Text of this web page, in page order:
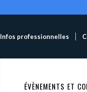
Infos professionnelles
ÉVÈNEMENTS ET